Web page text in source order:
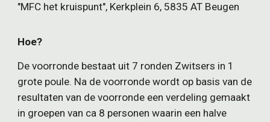
"MFC het kruispunt", Kerkplein 6, 5835 AT Beugen
Hoe?
De voorronde bestaat uit 7 ronden Zwitsers in 1
grote poule. Na de voorronde wordt op basis van de
resultaten van de voorronde een verdeling gemaakt
in groepen van ca 8 personen waarin een halve